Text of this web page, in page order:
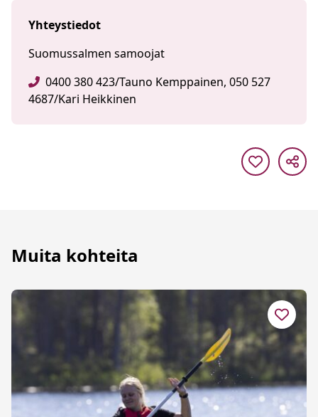
Yhteystiedot
Suomussalmen samoojat
0400 380 423/Tauno Kemppainen, 050 527
4687/Kari Heikkinen
Muita kohteita